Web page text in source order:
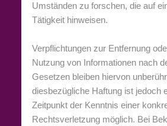
Umständen zu forschen, die auf
Tätigkeit hinweisen.
Verpflichtungen zur Entfernung
Nutzung von Informationen nach
Gesetzen bleiben hiervon
diesbezügliche Haftung ist jedoch
Zeitpunkt der Kenntnis einer
Rechtsverletzung möglich. Bei